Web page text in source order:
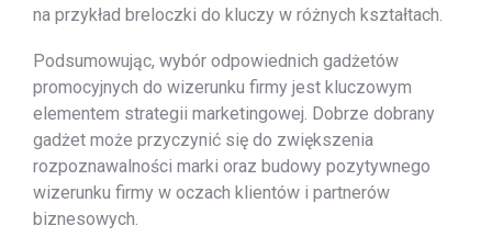
na przykład breloczki do kluczy w różnych kształtach.
Podsumowując, wybór odpowiednich gadżetów
promocyjnych do wizerunku firmy jest kluczowym
elementem strategii marketingowej. Dobrze dobrany
gadżet może przyczynić się do zwiększenia
rozpoznawalności marki oraz budowy pozytywnego
wizerunku firmy w oczach klientów i partnerów
biznesowych.